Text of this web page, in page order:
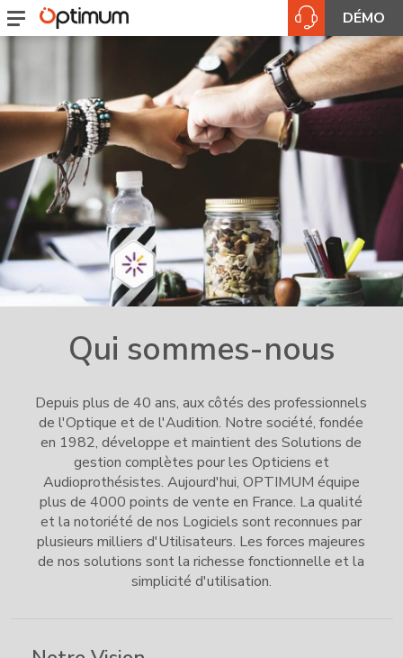
DÉMO
Qui sommes-nous
Depuis plus de 40 ans, aux côtés des professionnels
de l'Optique et de l'Audition. Notre société, fondée
en 1982, développe et maintient des Solutions de
gestion complètes pour les Opticiens et
Audioprothésistes. Aujourd'hui, OPTIMUM équipe
plus de 4000 points de vente en France. La qualité
et la notoriété de nos Logiciels sont reconnues par
plusieurs milliers d'Utilisateurs. Les forces majeures
de nos solutions sont la richesse fonctionnelle et la
simplicité d'utilisation.